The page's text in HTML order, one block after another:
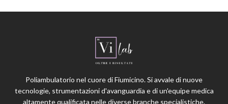
Poliambulatorio nel cuore di Fiumicino. Si avvale di nuove
tecnologie, strumentazioni d'avanguardia e di un'equipe medica
altamente qualificata nelle diverse branche specialistiche.